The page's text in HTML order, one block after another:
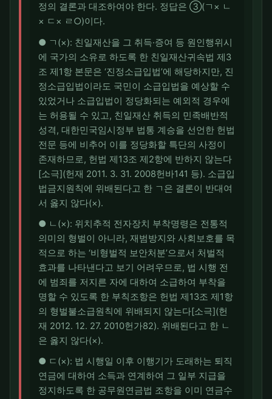
정의 결론과 대조하여야 한다. 정답은 ③(ㄱ× ㄴ
× ㄷ× ㄹ○)이다.
● ㄱ(×): 친일재산을 그 취득·증여 등 원인행위시
에 국가의 소유로 하도록 한 친일재산귀속법 제3
조 제1항 본문은 ‘진정소급입법’에 해당하지만, 진
정소급입법이라도 국민이 소급입법을 예상할 수
있었거나 소급입법이 정당화되는 예외적 경우에
는 허용될 수 있고, 친일재산 취득의 민족배반적
성격, 대한민국임시정부 법통 계승을 선언한 헌법
전문 등에 비추어 이를 정당화할 특단의 사정이
존재하므로, 헌법 제13조 제2항에 반하지 않는다
[소극](헌재 2011. 3. 31. 2008헌바141 등). 소급입
법금지원칙에 위배된다고 한 ㄱ은 결론이 반대여
서 옳지 않다(×).
● ㄴ(×): 위치추적 전자장치 부착명령은 전통적
의미의 형벌이 아니라, 재범방지와 사회보호를 목
적으로 하는 ‘비형벌적 보안처분’으로서 처벌적
효과를 나타낸다고 보기 어려우므로, 법 시행 전
에 범죄를 저지른 자에 대하여 소급하여 부착을
명할 수 있도록 한 부칙조항은 헌법 제13조 제1항
의 형벌불소급원칙에 위배되지 않는다[소극](헌
재 2012. 12. 27. 2010헌가82). 위배된다고 한 ㄴ
은 옳지 않다(×).
● ㄷ(×): 법 시행일 이후 이행기가 도래하는 퇴직
연금에 대하여 소득과 연계하여 그 일부 지급을
정지하도록 한 공무원연금법 조항을 이미 연금수